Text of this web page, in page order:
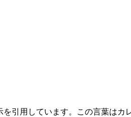
引用しています。この言葉はカ